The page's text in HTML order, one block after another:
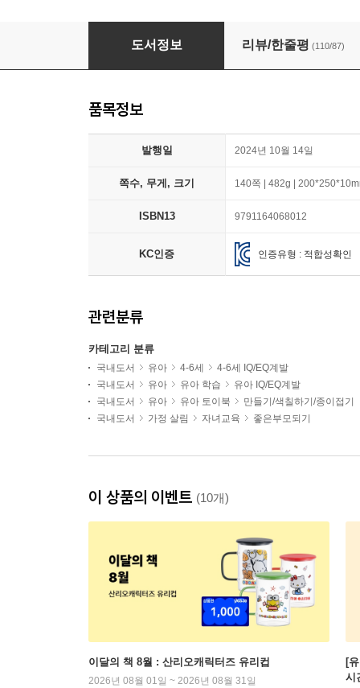
진짜 진짜 쉬운 그림 그리기
도서정보 리뷰/한줄평 (110/87)
품목정보
발행일 2024년 10월 14일
쪽수, 무게, 크기 140쪽 | 482g |
ISBN13 9791164068012
KC인증 인증유형 : 적합성확인
관련분류
카테고리 분류
국내도서 유아 4-6세
4-6세 IQ/EQ계발
국내도서
유아 유아 학습
유아 IQ/EQ계발
국내도서
유아 유아 토이북
만들기/색칠하기/종이접기
국내도서
가정 살림 자녀교육 좋은부모되기
이 상품의 이벤트 (10개)
이달의 책 8월 : 산리오캐릭터즈 유리컵
2026년 08월 01일 ~ 2026년 08월 31일
[
시